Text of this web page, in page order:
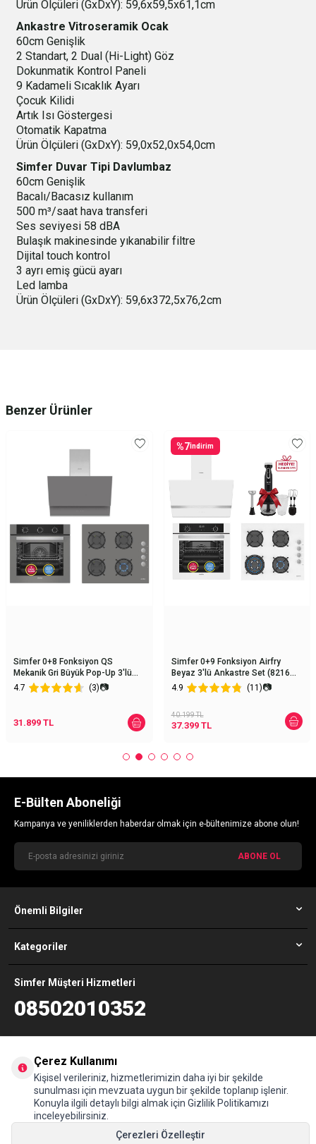
Ürün Ölçüleri (GxDxY): 59,6x59,5x61,1cm
Ankastre Vitroseramik Ocak
60cm Genişlik
2 Standart, 2 Dual (Hi-Light) Göz
Dokunmatik Kontrol Paneli
9 Kadameli Sıcaklık Ayarı
Çocuk Kilidi
Artık Isı Göstergesi
Otomatik Kapatma
Ürün Ölçüleri (GxDxY): 59,0x52,0x54,0cm
Simfer Duvar Tipi Davlumbaz
60cm Genişlik
Bacalı/Bacasız kullanım
500 m³/saat hava transferi
Ses seviyesi 58 dBA
Bulaşık makinesinde yıkanabilir filtre
Dijital touch kontrol
3 ayrı emiş gücü ayarı
Led lamba
Ürün Ölçüleri (GxDxY): 59,6x372,5x76,2cm
Benzer Ürünler
Simfer 0+8 Fonksiyon QS
Mekanik Gri Büyük Pop-Up 3'lü
Ankastre Set (8222 Fırın + 3538
Ocak + 8736 Davlumbaz)
4.7 (3)📷
31.899 TL
%7 İndirim
Simfer 0+9 Fonksiyon Airfry
Beyaz 3'lü Ankastre Set (8216
Fırın + 3507 Ocak + 8739
Davlumbaz)
4.9 (11)📷
40.199TL
37.399TL
E-Bülten Aboneliği
Kampanya ve yeniliklerden haberdar olmak için e-bültenimize abone olun!
ABONE OL
Önemli Bilgiler
Kategoriler
Simfer Müşteri Hizmetleri
08502010352
Adres
Maltepe Mahallesi, Eski Çırpıcı Yolu Sokak, No:4A D-100 Yanyolu, 34010
Zeytinburnu İstanbul (The İstanbul Merter B1/B2 Blok Kat:9)
© Tüm hakları saklıdır www.simfer.com.tr
E-TicaretSistemleriyle Hazırlanmıştır.
Çerez Kullanımı
Kişisel verileriniz, hizmetlerimizin daha iyi bir şekilde
sunulması için mevzuata uygun bir şekilde toplanıp işlenir.
Konuyla ilgili detaylı bilgi almak için Gizlilik Politikamızı
inceleyebilirsiniz.
Çerezleri Özelleştir